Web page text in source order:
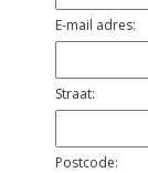
E-mail adres:
Straat:
Postcode: